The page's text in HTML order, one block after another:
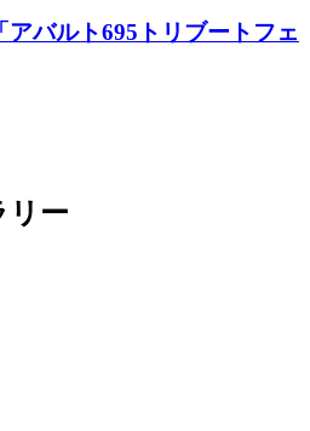
アバルト695トリブートフェ
リー